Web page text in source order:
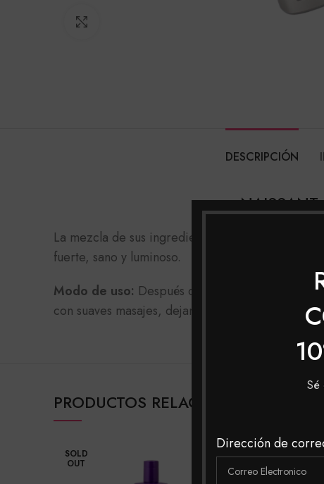
Sé
Dirección de
DESCRIPCIÓN
NAISSANT
La mezcla de sus ingredientes nutre y fortalece
fuerte, sano y luminoso.
Modo de uso: Después del lavado el cabello
con suaves masajes, dejando actuar entre 10 a
PRODUCTOS RELACIONADOS
SOLD
OUT